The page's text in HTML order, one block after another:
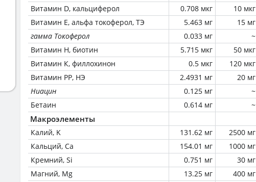
Витамин D, кальциферол
0.708 мкг 10 мкг
Витамин Е, альфа токоферол, ТЭ
5.463 мг 15 мг
гамма Токоферол
0.033 мг
~
Витамин Н, биотин
5.715 мкг 50 мкг
Витамин К, филлохинон
0.5 мкг 120 мкг
Витамин РР, НЭ
2.4931 мг 20 мг
Ниацин
0.125 мг
~
Бетаин
0.614 мг ~
Макроэлементы
Калий, K 131.62 мг 2500 мг
Кальций, Ca
154.01 мг 1000 мг
Кремний, Si
0.751 мг 30 мг
Магний, Mg
13.25 мг 400 мг